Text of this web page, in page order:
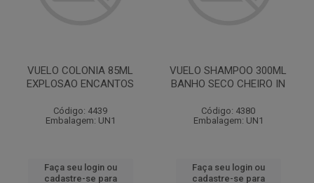
VUELO COLONIA 85ML
EXPLOSAO ENCANTOS
Código: 4439
Embalagem: UN1
Faça seu login ou
cadastre-se para
VUELO SHAMPOO 300ML
BANHO SECO CHEIRO IN
Código: 4380
Embalagem: UN1
Faça seu login ou
cadastre-se para